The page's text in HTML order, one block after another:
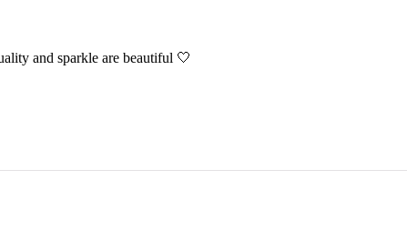
and sparkle are beautiful 🤍